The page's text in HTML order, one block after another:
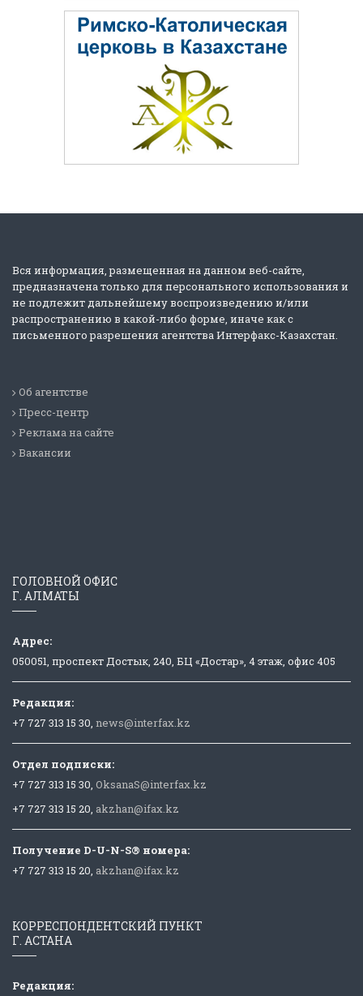
Вся информация, размещенная на данном веб-сайте,
предназначена только для персонального использования и
не подлежит дальнейшему воспроизведению и/или
распространению в какой-либо форме, иначе как с
письменного разрешения агентства Интерфакс-Казахстан.
Об агентстве
Пресс-центр
Реклама на сайте
Вакансии
ГОЛОВНОЙ ОФИС
Г. АЛМАТЫ
Адрес:
050051, проспект Достык, 240, БЦ «Достар», 4 этаж, офис 405
Редакция:
+7 727 313 15 30, news@interfax.kz
Отдел подписки:
+7 727 313 15 30, OksanaS@interfax.kz
+7 727 313 15 20, akzhan@ifax.kz
Получение D-U-N-S® номера:
+7 727 313 15 20, akzhan@ifax.kz
КОРРЕСПОНДЕНТСКИЙ ПУНКТ
Г. АСТАНА
Редакция: